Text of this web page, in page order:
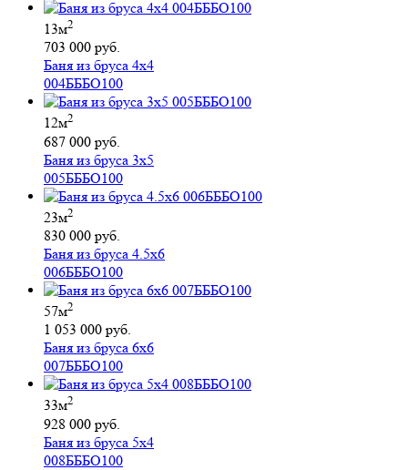
13м2
703 000 руб.
Баня из бруса 4х4
004БББО100
12м2
687 000 руб.
Баня из бруса 3х5
005БББО100
23м2
830 000 руб.
Баня из бруса 4.5х6
006БББО100
57м2
1 053 000 руб.
Баня из бруса 6х6
007БББО100
33м2
928 000 руб.
Баня из бруса 5х4
008БББО100